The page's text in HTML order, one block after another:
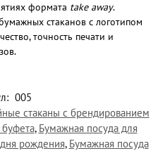
формата take away.
стаканов с логотипом
точность печати и
005
стаканы с брендированием
, Бумажная посуда для
рождения, Бумажная посуда